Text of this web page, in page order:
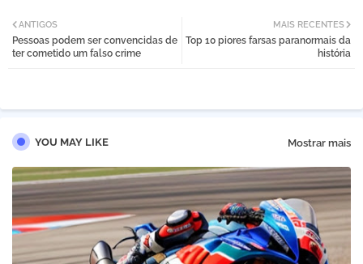
tter atsa
MAIS RECENTES
Top 10 piores farsas paranormais da
história
ANTIGOS
Pessoas podem ser convencidas de
ter cometido um falso crime
YOU MAY LIKE Mostrar mais